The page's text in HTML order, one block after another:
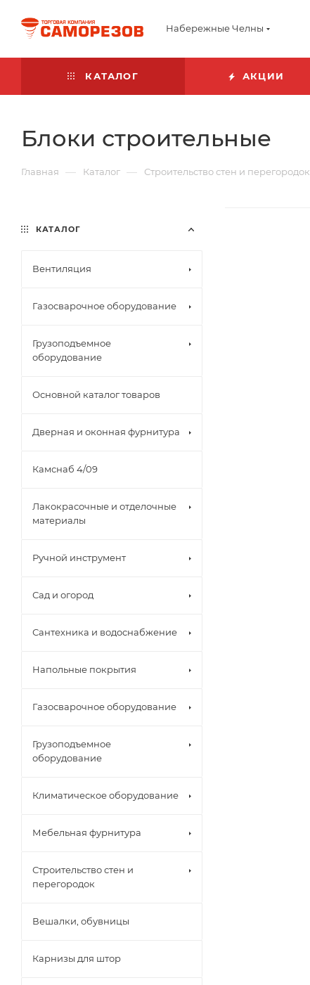
Набережные Челны
КАТАЛОГ АКЦИИ
Блоки строительные
Главная — Каталог — Строительство стен и перегородок
КАТАЛОГ
Вентиляция
Газосварочное оборудование
Грузоподъемное
оборудование
Основной каталог товаров
Дверная и оконная фурнитура
Камснаб 4/09
Лакокрасочные и отделочные
материалы
Ручной инструмент
Сад и огород
Сантехника и водоснабжение
Напольные покрытия
Газосварочное оборудование
Грузоподъемное
оборудование
Климатическое оборудование
Мебельная фурнитура
Строительство стен и
перегородок
Вешалки, обувницы
Карнизы для штор